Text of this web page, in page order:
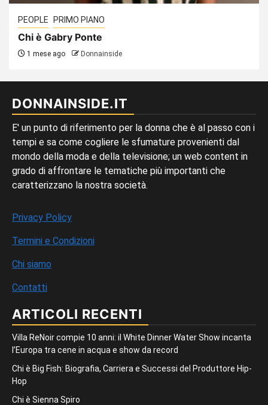
PEOPLE PRIMO PIANO
Chi è Gabry Ponte
1 mese ago Donnainside
DONNAINSIDE.IT
E' un punto di riferimento per la donna che è al passo con i
tempi e sa come cogliere le sfumature provenienti dal
mondo della moda e della televisione; un web content in
grado di affrontare le tematiche più importanti che
caratterizzano la nostra società.
Privacy Policy
Termini e Condizioni
Chi siamo
Contatti
ARTICOLI RECENTI
Villa ReNoir compie 10 anni: il White Dinner Water Show incanta
l’Europa tra cene in acqua e show da record
Chi è Big Fish: Biografia, Carriera e Successi del Produttore Hip-
Hop
Chi è Sienna Spiro